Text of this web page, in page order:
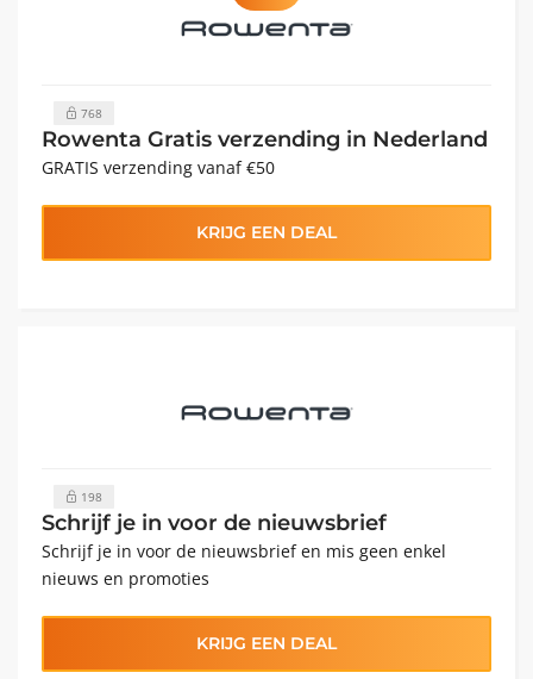
768
Rowenta Gratis verzending in Nederland
GRATIS verzending vanaf €50
KRIJG EEN DEAL
198
Schrijf je in voor de nieuwsbrief
Schrijf je in voor de nieuwsbrief en mis geen enkel
nieuws en promoties
KRIJG EEN DEAL